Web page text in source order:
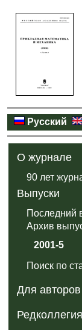
Русский
О журнале
90 лет
Выпуски
Последний
Архив
2001-5
Поиск по
Для авторов
Редколлегия